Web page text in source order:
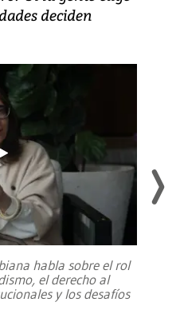
deciden
habla sobre el rol
el derecho al
y los desafíos